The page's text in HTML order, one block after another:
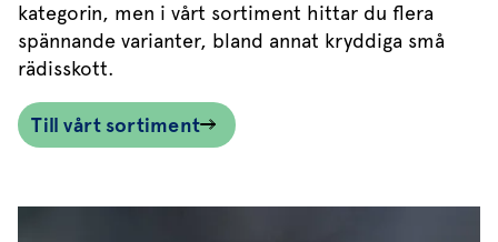
kategorin, men i vårt sortiment hittar du flera
spännande varianter, bland annat kryddiga små
rädisskott.
Till vårt sortiment